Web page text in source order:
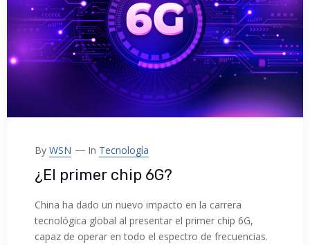
By WSN In Tecnología
¿El primer chip 6G?
China ha dado un nuevo impacto en la carrera
tecnológica global al presentar el primer chip 6G,
capaz de operar en todo el espectro de frecuencias.